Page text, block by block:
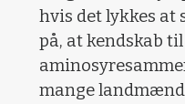
hvis det lykkes at
på, at kendskab
mange